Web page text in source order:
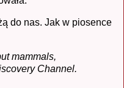
do nas. Jak w piosence
mammals,
Channel.